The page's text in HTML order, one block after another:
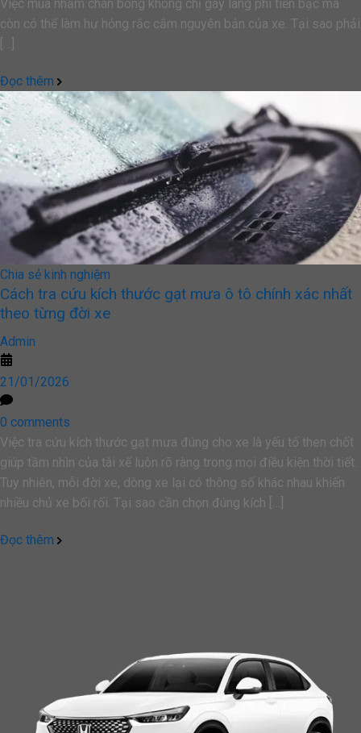
Việc mua nhầm chân bóng không chỉ gây lãng phí tiền bạc mà
còn có thể làm hư hỏng rắc cắm nguyên bản của xe. Tại sao phải
[…]
Đọc thêm
Chia sẻ kinh nghiệm
Cách tra cứu kích thước gạt mưa ô tô chính xác nhất
theo từng đời xe
Admin
21/01/2026
0 comments
Việc tra cứu kích thước gạt mưa đúng cho xe là yếu tố then chốt
giúp tầm nhìn của tài xế luôn rõ ràng trong mọi điều kiện thời tiết.
Tuy nhiên, mỗi đời xe, dòng xe lại có thông số khác nhau khiến
nhiều chủ xe bối rối. Tại sao cần chọn đúng kích […]
Đọc thêm